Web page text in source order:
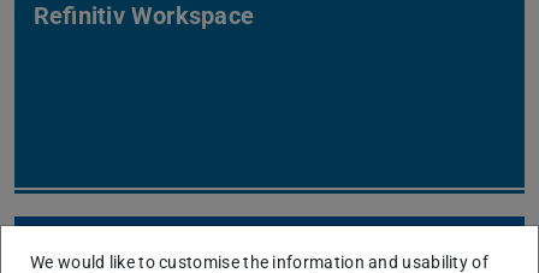
Refinitiv Workspace
We would like to customise the information and usability of